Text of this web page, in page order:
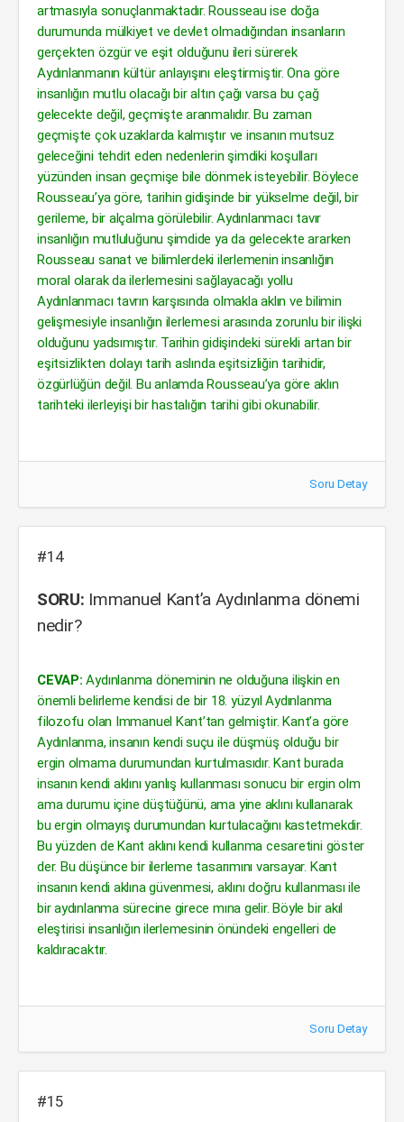
artmasıyla sonuçlanmaktadır. Rousseau ise doğa
durumunda mülkiyet ve devlet olmadığından insanların
gerçekten özgür ve eşit olduğunu ileri sürerek
Aydınlanmanın kültür anlayışını eleştirmiştir. Ona göre
insanlığın mutlu olacağı bir altın çağı varsa bu çağ
gelecekte değil, geçmişte aranmalıdır. Bu zaman
geçmişte çok uzaklarda kalmıştır ve insanın mutsuz
geleceğini tehdit eden nedenlerin şimdiki koşulları
yüzünden insan geçmişe bile dönmek isteyebilir. Böylece
Rousseau’ya göre, tarihin gidişinde bir yükselme değil, bir
gerileme, bir alçalma görülebilir. Aydınlanmacı tavır
insanlığın mutluluğunu şimdide ya da gelecekte ararken
Rousseau sanat ve bilimlerdeki ilerlemenin insanlığın
moral olarak da ilerlemesini sağlayacağı yollu
Aydınlanmacı tavrın karşısında olmakla aklın ve bilimin
gelişmesiyle insanlığın ilerlemesi arasında zorunlu bir ilişki
olduğunu yadsımıştır. Tarihin gidişindeki sürekli artan bir
eşitsizlikten dolayı tarih aslında eşitsizliğin tarihidir,
özgürlüğün değil. Bu anlamda Rousseau’ya göre aklın
tarihteki ilerleyişi bir hastalığın tarihi gibi okunabilir.
Soru Detay
#14
SORU: Immanuel Kant’a Aydınlanma dönemi
nedir?
CEVAP: Aydınlanma döneminin ne olduğuna ilişkin en
önemli belirleme kendisi de bir 18. yüzyıl Aydınlanma
filozofu olan Immanuel Kant’tan gelmiştir. Kant’a göre
Aydınlanma, insanın kendi suçu ile düşmüş olduğu bir
ergin olmama durumundan kurtulmasıdır. Kant burada
insanın kendi aklını yanlış kullanması sonucu bir ergin olm
ama durumu içine düştüğünü, ama yine aklını kullanarak
bu ergin olmayış durumundan kurtulacağını kastetmekdir.
Bu yüzden de Kant aklını kendi kullanma cesaretini göster
der. Bu düşünce bir ilerleme tasarımını varsayar. Kant
insanın kendi aklına güvenmesi, aklını doğru kullanması ile
bir aydınlanma sürecine girece mına gelir. Böyle bir akıl
eleştirisi insanlığın ilerlemesinin önündeki engelleri de
kaldıracaktır.
Soru Detay
#15